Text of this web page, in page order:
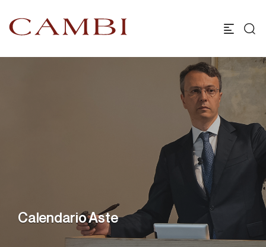
Calendario Aste